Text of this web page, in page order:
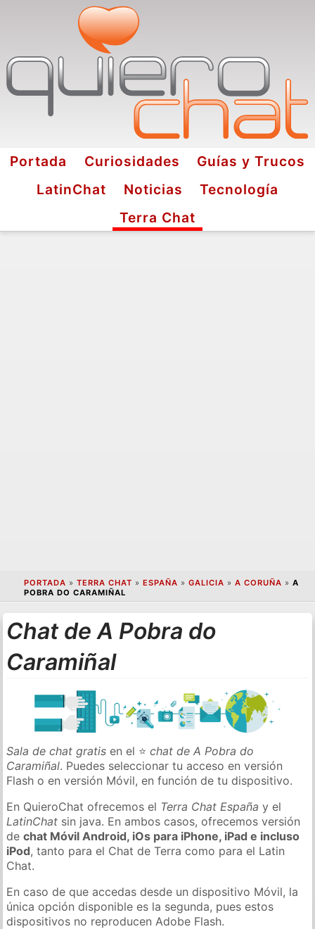
Portada Curiosidades
Guías y Trucos
LatinChat
Noticias
Tecnología
Terra Chat
PORTADA » TERRA CHAT » ESPAÑA » GALICIA » A CORUÑA » A
POBRA DO CARAMIÑAL
Chat de A Pobra do
Caramiñal
Sala de chat gratis en el ⭐chat de A Pobra do
Caramiñal. Puedes seleccionar tu acceso en versión
Flash o en versión Móvil, en función de tu dispositivo.
En QuieroChat ofrecemos el Terra Chat España y el
LatinChat sin java. En ambos casos, ofrecemos versión
dechat Móvil Android, iOs para iPhone, iPad e incluso
iPod, tanto para el Chat de Terra como para el Latin
Chat.
En caso de que accedas desde un dispositivo Móvil, la
única opción disponible es la segunda, pues estos
dispositivos no reproducen Adobe Flash.